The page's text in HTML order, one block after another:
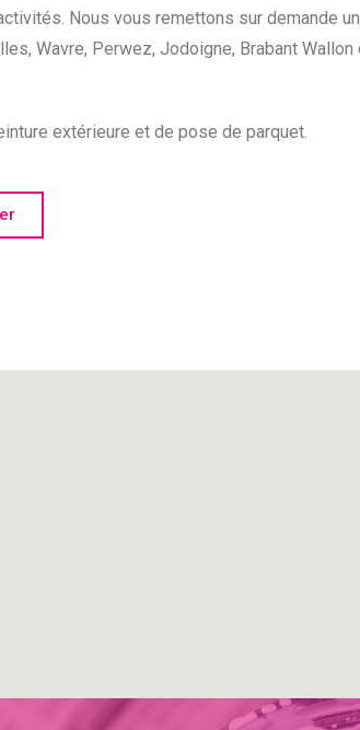
Nous vous remettons sur demande
Wavre, Perwez, Jodoigne, Brabant
extérieure et de pose de parquet.